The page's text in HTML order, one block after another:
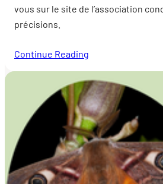
vous sur le site de l’association
précisions.
Continue Reading